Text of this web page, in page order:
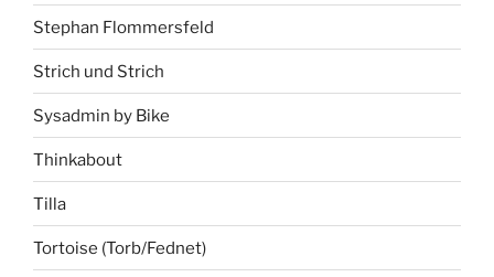
Stephan Flommersfeld
Strich und Strich
Sysadmin by Bike
Thinkabout
Tilla
Tortoise (Torb/Fednet)